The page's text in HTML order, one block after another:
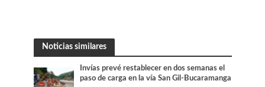
Noticias similares
Invías prevé restablecer en dos semanas el
paso de carga en la vía San Gil-Bucaramanga